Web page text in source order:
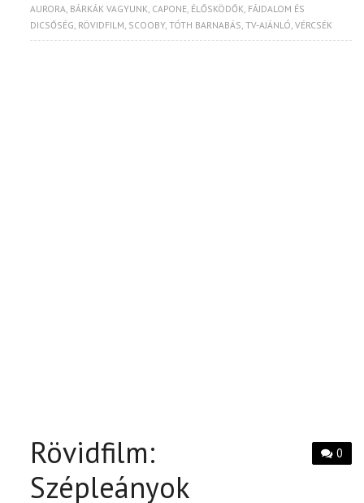
AURORA, BÁRKÁK VAGYUNK, CAPONE, ÉLŐSKÖDŐK, FÁJDALOM ÉS
DICSŐSÉG, RÖVIDFILM, SCOOBY,TÓTH BARNABÁS,TV-AJÁNLÓ,VÉRCSÉK
0
Rövidfilm:
Szépleányok